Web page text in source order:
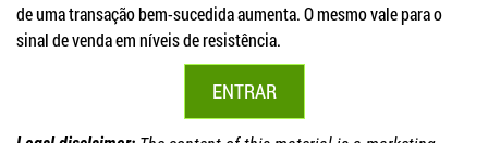
de uma transação bem-sucedida aumenta. O mesmo vale para o
sinal de venda em níveis de resistência.
ENTRAR